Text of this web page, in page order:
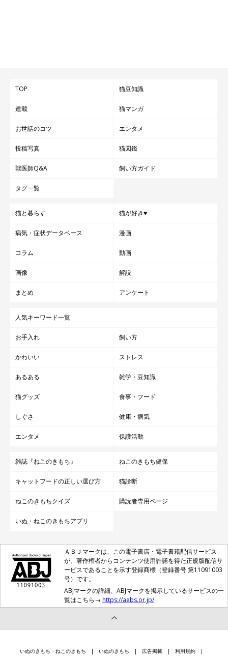
TOP 猫豆知識
連載 猫マンガ
お世話のコツ エンタメ
投稿写真 猫図鑑
獣医師Q&A 飼い方ガイド
タグ一覧
猫と暮らす 猫が好き♥
病気・症状データベース 漫画
コラム 動画
画像 解説
まとめ アンケート
人気キーワード一覧
お手入れ 飼い方
かわいい ストレス
あるある 雑学・豆知識
猫グッズ 食事・フード
しぐさ 健康・病気
エンタメ 保護活動
雑誌『ねこのきもち』 ねこのきもち健保
キャットフードの正しい選び方 猫診断
ねこのきもちクイズ 購読者専用ページ
いぬ・ねこのきもちアプリ
ＡＢＪマークは、この電子書店・電子書籍配信サービス
が、著作権者からコンテンツ使用許諾を得た正規版配信サ
ービスであることを示す登録商標（登録番号 第11091003
号）です。
ABJマークの詳細、ABJマークを掲示しているサービスの一
覧はこちら→ https://aebs.or.jp/
いぬのきもち・ねこのきもち いぬのきもち 広告掲載 利用規約